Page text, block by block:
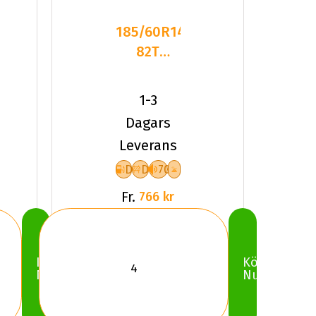
Köp
Nu
185/60R14
82T
Snow
TR777
1-3
Dagars
Leverans
D D 70
Fr. 766 kr
Köp
Nu